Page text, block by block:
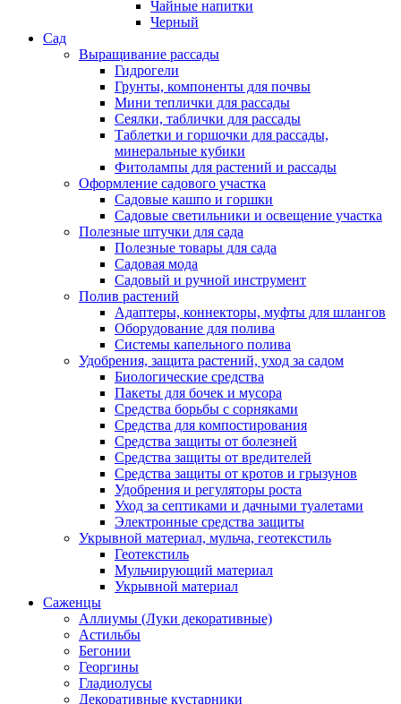
Чайные напитки
Черный
Сад
Выращивание рассады
Гидрогели
Грунты, компоненты для почвы
Мини теплички для рассады
Сеялки, таблички для рассады
Таблетки и горшочки для рассады,
минеральные кубики
Фитолампы для растений и рассады
Оформление садового участка
Садовые кашпо и горшки
Садовые светильники и освещение участка
Полезные штучки для сада
Полезные товары для сада
Садовая мода
Садовый и ручной инструмент
Полив растений
Адаптеры, коннекторы, муфты для шлангов
Оборудование для полива
Системы капельного полива
Удобрения, защита растений, уход за садом
Биологические средства
Пакеты для бочек и мусора
Средства борьбы с сорняками
Средства для компостирования
Средства защиты от болезней
Средства защиты от вредителей
Средства защиты от кротов и грызунов
Удобрения и регуляторы роста
Уход за септиками и дачными туалетами
Электронные средства защиты
Укрывной материал, мульча, геотекстиль
Геотекстиль
Мульчирующий материал
Укрывной материал
Саженцы
Аллиумы (Луки декоративные)
Астильбы
Бегонии
Георгины
Гладиолусы
Декоративные кустарники